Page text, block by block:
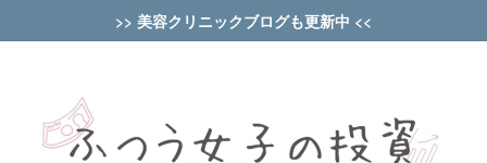
>> 美容クリニックブログも更新中 <<